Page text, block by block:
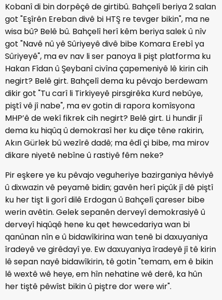
Kobanî di bin dorpêçê de girtibû. Bahçelî beriya 2 salan
got "Eşîrên Ereban divê bi HTŞ re tevger bikin", ma ne
wisa bû? Belê bû. Bahçelî herî kêm beriya salek û nîv
got "Navê nû yê Sûriyeyê divê bibe Komara Erebî ya
Sûriyeyê", ma ev nav li ser panoya li pişt platforma ku
Hakan Fîdan û Şeybanî civîna çapemeniyê lê kirin cih
negirt? Belê girt. Bahçelî dema ku pêvajo berdewam
dikir got "Tu carî li Tirkiyeyê pirsgirêka Kurd nebûye,
piştî vê jî nabe", ma ev gotin di rapora komîsyona
MHP’ê de wekî fikrek cih negirt? Belê girt. Li hundir jî
dema ku hiqûq û demokrasî her ku diçe têne rakirin,
Akın Gürlek bû wezîrê dadê; ma êdî çi bibe, ma mirov
dikare niyetê nebîne û rastiyê fêm neke?
Pir eşkere ye ku pêvajo veguheriye bazirganiya hêviyê
û dixwazin vê peyamê bidin; gavên herî piçûk jî dê piştî
ku her tişt li gorî dilê Erdogan û Bahçelî çareser bibe
werin avêtin. Gelek sepanên derveyî demokrasiyê û
derveyî hiqûqê hene ku qet hewcedariya wan bi
qanûnan nîn e û bidawîkirina wan tenê bi daxuyaniya
îradeyê ve girêdayî ye. Ew daxuyaniya îradeyê jî tê kirin
lê sepan nayê bidawîkirin, tê gotin "temam, em ê bikin
lê wextê wê heye, em hîn nehatine wê derê, ka hûn
her tiştê pêwîst bikin û piştre dor were wir".